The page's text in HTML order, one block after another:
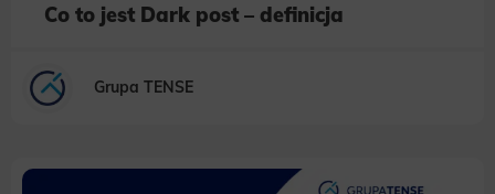
Co to jest Dark post – definicja
Grupa TENSE